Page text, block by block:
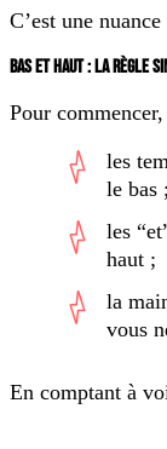
C’est une
BAS ET HAUT : LA RÈGLE
Pour
les
le bas ;
les
haut ;
la
vous
En comptant à